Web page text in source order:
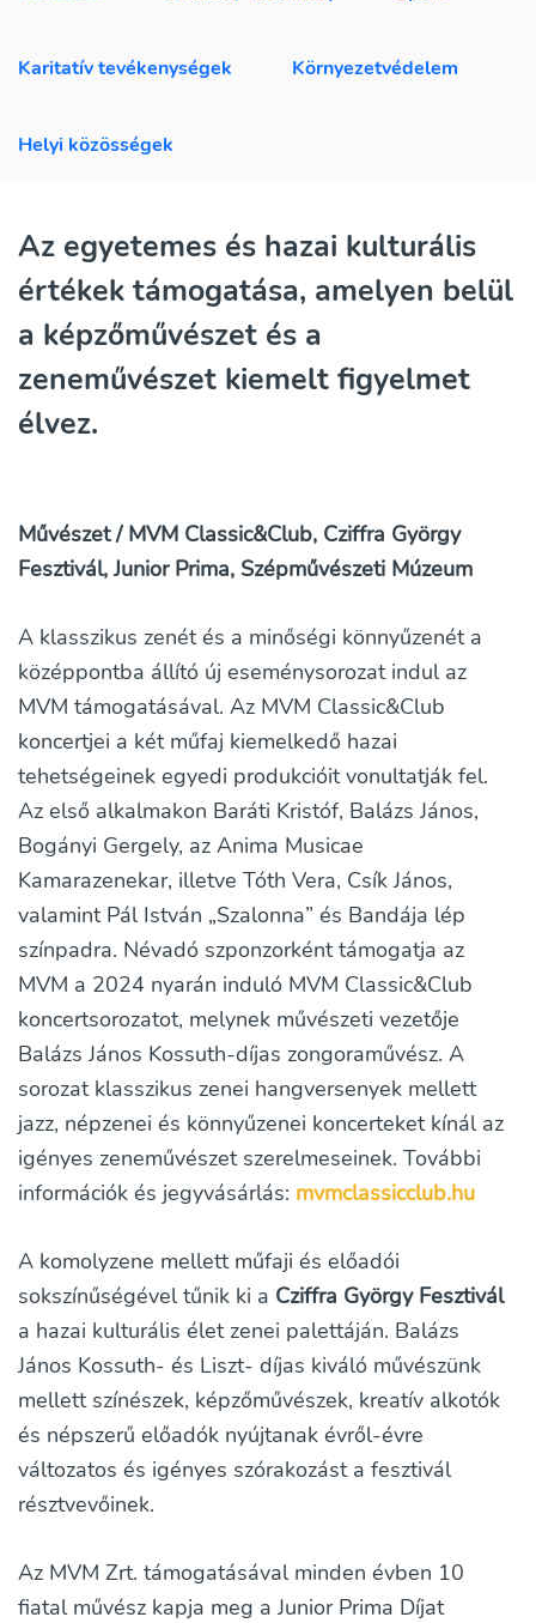
Karitatív tevékenységek Környezetvédelem
Helyi közösségek
Az egyetemes és hazai kulturális
értékek támogatása, amelyen belül
a képzőművészet és a
zeneművészet kiemelt figyelmet
élvez.
Művészet / MVM Classic&Club, Cziffra György
Fesztivál, Junior Prima, Szépművészeti Múzeum
A klasszikus zenét és a minőségi könnyűzenét a
középpontba állító új eseménysorozat indul az
MVM támogatásával. Az MVM Classic&Club
koncertjei a két műfaj kiemelkedő hazai
tehetségeinek egyedi produkcióit vonultatják fel.
Az első alkalmakon Baráti Kristóf, Balázs János,
Bogányi Gergely, az Anima Musicae
Kamarazenekar, illetve Tóth Vera, Csík János,
valamint Pál István „Szalonna” és Bandája lép
színpadra. Névadó szponzorként támogatja az
MVM a 2024 nyarán induló MVM Classic&Club
koncertsorozatot, melynek művészeti vezetője
Balázs János Kossuth-díjas zongoraművész. A
sorozat klasszikus zenei hangversenyek mellett
jazz, népzenei és könnyűzenei koncerteket kínál az
igényes zeneművészet szerelmeseinek. További
információk és jegyvásárlás: mvmclassicclub.hu
A komolyzene mellett műfaji és előadói
sokszínűségével tűnik ki a Cziffra György Fesztivál
a hazai kulturális élet zenei palettáján. Balázs
János Kossuth- és Liszt- díjas kiváló művészünk
mellett színészek, képzőművészek, kreatív alkotók
és népszerű előadók nyújtanak évről-évre
változatos és igényes szórakozást a fesztivál
résztvevőinek.
Az MVM Zrt. támogatásával minden évben 10
fiatal művész kapja meg a Junior Prima Díjat